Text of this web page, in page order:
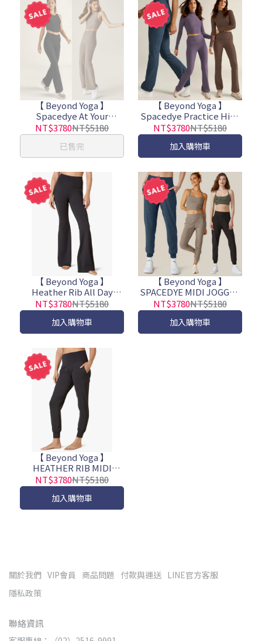
【 Beyond Yoga 】
Spacedye At Your
Leisure Bootcut Pant 時
尚度假微喇叭褲
NT$3780NT$5180
已售完
【 Beyond Yoga 】
Spacedye Practice High
Waisted Pant 高腰微喇叭
褲(共5色)
NT$3780NT$5180
加入購物車
【 Beyond Yoga 】
Heather Rib All Day
Flare Pant 高腰舒適修身
喇叭褲
NT$3780NT$5180
加入購物車
【 Beyond Yoga 】
SPACEDYE MIDI JOGGER
舒適修身束腿褲
NT$3780NT$5180
加入購物車
【 Beyond Yoga 】
HEATHER RIB MIDI
JOGGER 舒適修身束腿褲-
黑
NT$3780NT$5180
加入購物車
關於我們 VIP會員 商品問題 付款與運送 LINE官方客服
隱私政策
聯絡資訊